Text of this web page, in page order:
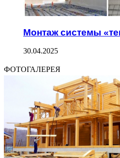
Монтаж системы
30.04.2025
ФОТОГАЛЕРЕЯ